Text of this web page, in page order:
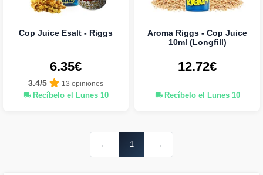
Cop Juice Esalt - Riggs
6.35€
3.4/5 13 opiniones
Recíbelo el Lunes 10
Aroma Riggs - Cop Juice
10ml (Longfill)
12.72€
Recíbelo el Lunes 10
← 1 →